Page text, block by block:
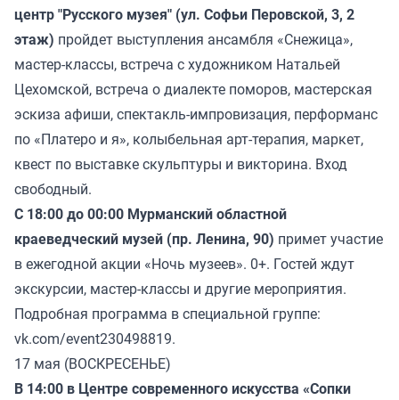
центр "Русского музея" (ул. Софьи Перовской, 3, 2
этаж) пройдет выступления ансамбля «Снежица»,
мастер-классы, встреча с художником Натальей
Цехомской, встреча о диалекте поморов, мастерская
эскиза афиши, спектакль-импровизация, перформанс
по «Платеро и я», колыбельная арт-терапия, маркет,
квест по выставке скульптуры и викторина. Вход
свободный.
С 18:00 до 00:00 Мурманский областной
краеведческий музей (пр. Ленина, 90) примет участие
в ежегодной акции «Ночь музеев». 0+. Гостей ждут
экскурсии, мастер-классы и другие мероприятия.
Подробная программа в специальной группе:
vk.com/event230498819.
17 мая (ВОСКРЕСЕНЬЕ)
В 14:00 в Центре современного искусства «Сопки